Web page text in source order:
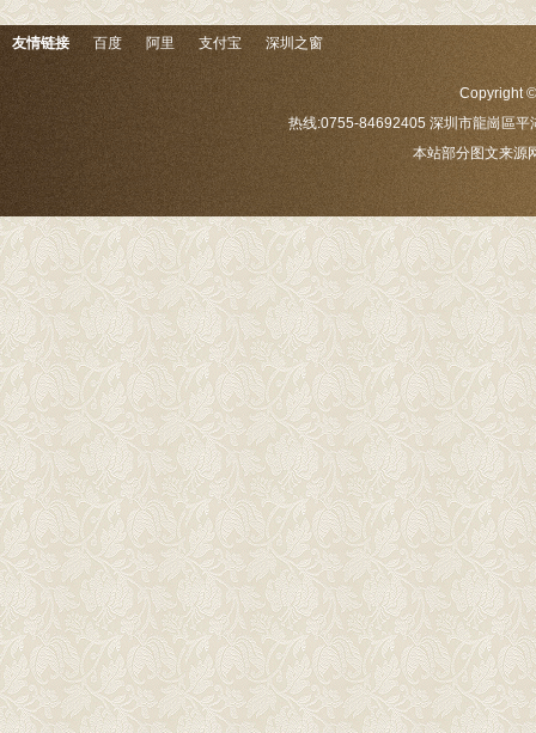
友情链接 百度 阿里 支付宝 深圳之窗
Copyright
热线:0755-84692405 深圳市龍崗區
本站部分图文来源